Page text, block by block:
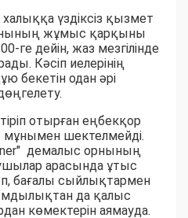
халыққа үздіксіз қызмет
жұмыс қарқыны
ге дейін, жаз мезгілінде
Кәсіп иелерінің
бекетін одан әрі
отырған еңбекқор
шектелмейді.
демалыс орнының
арасында ұтыс
бағалы сыйлықтармен
да қалыс
көмектерін аямауда.